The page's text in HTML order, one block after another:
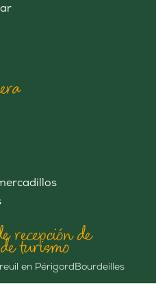
recepción de
turismo
en PérigordBourdeilles